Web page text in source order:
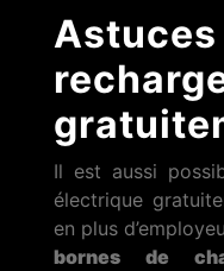
Il est aussi
électrique
en plus
bornes de